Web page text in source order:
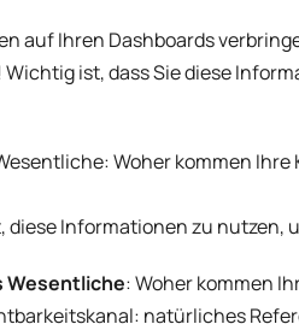
auf Ihren Dashboards
ist, dass Sie diese
Woher kommen
diese Informationen zu
Wesentliche: Woher kommen
natürliches